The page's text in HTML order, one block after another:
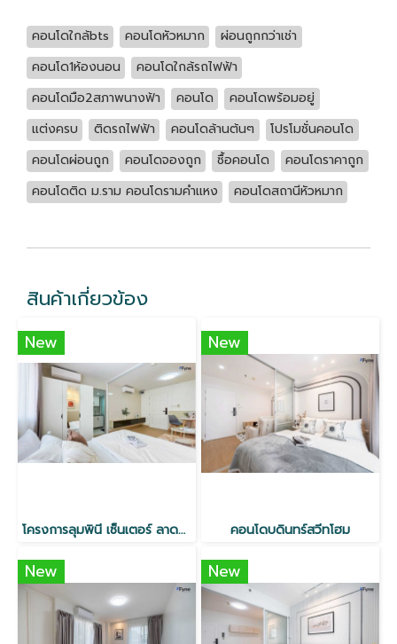
คอนโดใกล้bts คอนโดหัวหมาก
ผ่อนถูกกว่าเช่า
คอนโด1ห้องนอน
คอนโดใกล้รถไฟฟ้า
คอนโดมือ2สภาพนางฟ้า
คอนโด
คอนโดพร้อมอยู่
แต่งครบ
ติดรถไฟฟ้า คอนโดล้านต้นๆ
โปรโมชั่นคอนโด
คอนโดผ่อนถูก
คอนโดจองถูก ซื้อคอนโด
คอนโดราคาถูก
คอนโดติด ม.ราม คอนโดรามคำแหง
คอนโดสถานีหัวหมาก
สินค้าเกี่ยวข้อง
New
โครงการลุมพินี เซ็นเตอร์ ลาดพร้าว 111 ใกล้ MRT
New
คอนโดบดินทร์สวีทโฮม
New New